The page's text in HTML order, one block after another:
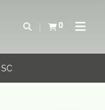
Abrir0
Ver carritoAbrir